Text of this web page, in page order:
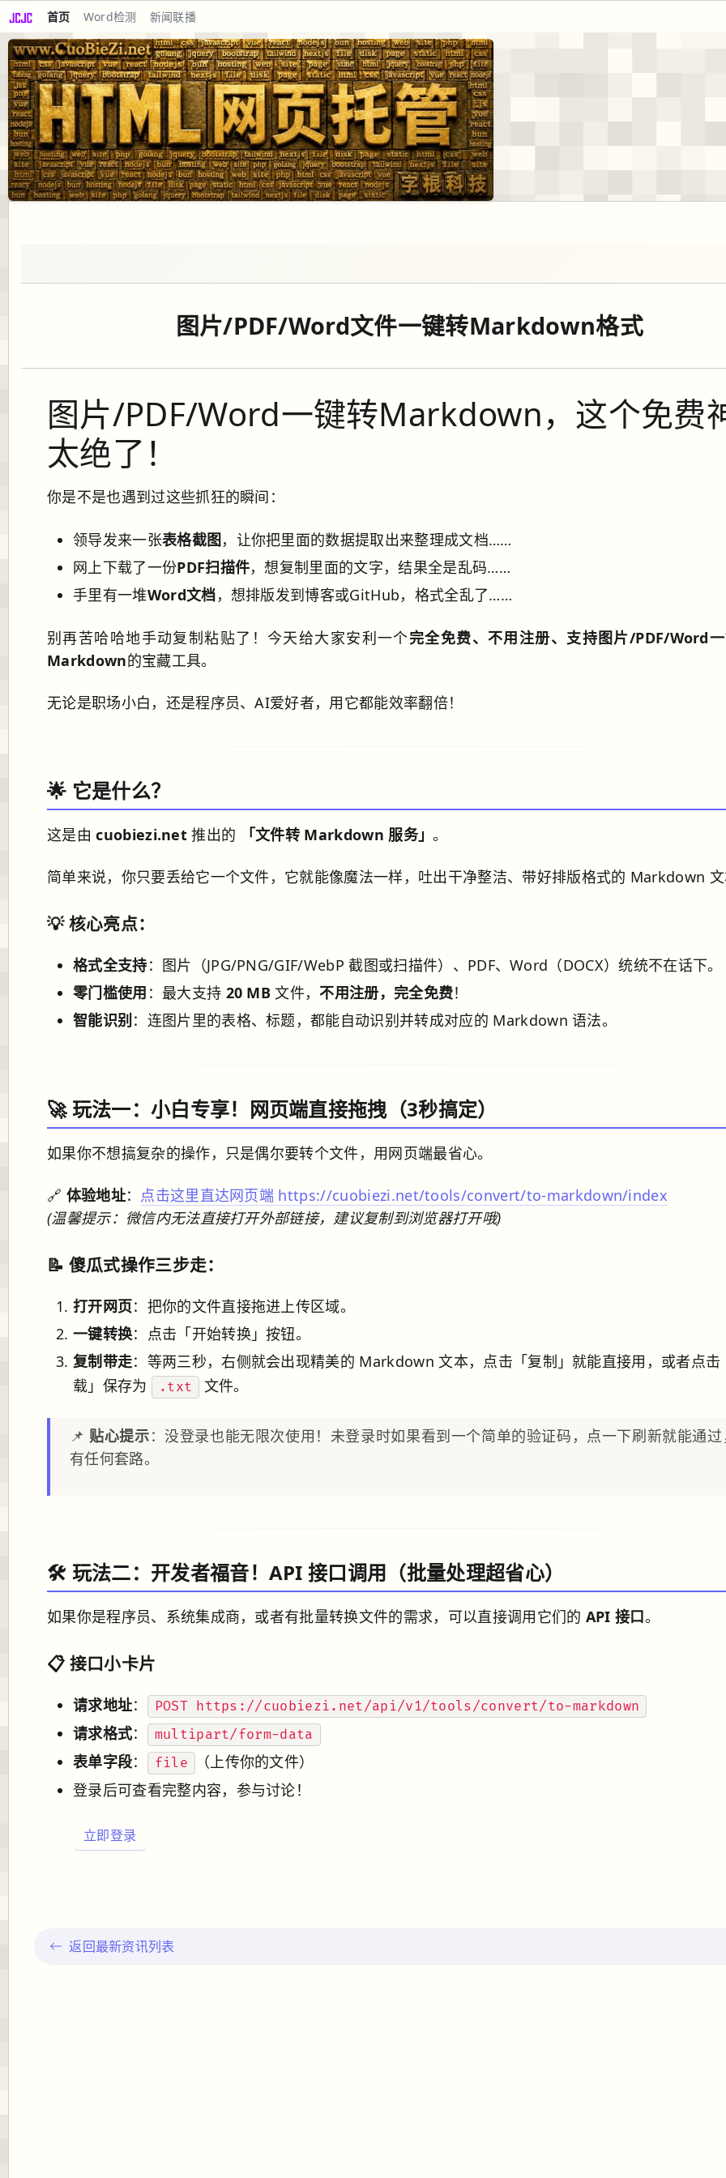
首页 Word检测 新闻联播
图片/PDF/Word文件一键转Markdown格式
图片/PDF/Word一键转Markdown，这个免费
太绝了！
你是不是也遇到过这些抓狂的瞬间：
领导发来一张表格截图，让你把里面的数据提取出来整理成文档……
网上下载了一份PDF扫描件，想复制里面的文字，结果全是乱码……
手里有一堆Word文档，想排版发到博客或GitHub，格式全乱了……
别再苦哈哈地手动复制粘贴了！今天给大家安利一个完全免费、不用注册、支持图片/PDF/Word
Markdown的宝藏工具。
无论是职场小白，还是程序员、AI爱好者，用它都能效率翻倍！
🌟 它是什么？
这是由cuobiezi.net 推出的 「文件转 Markdown 服务」。
简单来说，你只要丢给它一个文件，它就能像魔法一样，吐出干净整洁、带好排版格式的 Markdown
💡 核心亮点：
格式全支持：图片（JPG/PNG/GIF/WebP 截图或扫描件）、PDF、Word（DOCX）统统不在话下。
零门槛使用 ：最大支持 20 MB 文件，不用注册，完全免费！
智能识别 ：连图片里的表格、标题，都能自动识别并转成对应的 Markdown 语法。
🚀 玩法一：小白专享！网页端直接拖拽（3秒搞定）
如果你不想搞复杂的操作，只是偶尔要转个文件，用网页端最省心。
🔗 体验地址： 点击这里直达网页端 https://cuobiezi.net/tools/convert/to-markdown/index
(温馨提示：微信内无法直接打开外部链接，建议复制到浏览器打开哦)
📝 傻瓜式操作三步走：
打开网页：把你的文件直接拖进上传区域。
一键转换：点击「开始转换」按钮。
复制带走：等两三秒，右侧就会出现精美的 Markdown 文本，点击「复制」就能直接用，或者点击
载」保存为
.txt 文件。
📌 贴心提示：没登录也能无限次使用！未登录时如果看到一个简单的验证码，点一下刷新就能通
有任何套路。
🛠️ 玩法二：开发者福音！API 接口调用（批量处理超省心）
如果你是程序员、系统集成商，或者有批量转换文件的需求，可以直接调用它们的 API 接口。
📋 接口小卡片
请求地址： POST https://cuobiezi.net/api/v1/tools/convert/to-markdown
请求格式： multipart/form-data
表单字段： file
（上传你的文件）
登录后可查看完整内容，参与讨论！
立即登录
返回最新资讯列表